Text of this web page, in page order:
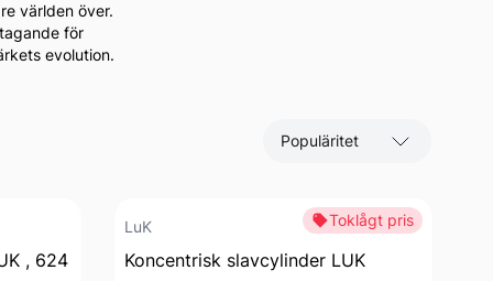
världen över.
för
evolution.
Sortera efter
, 624
Toklågt pris
LuK
Koncentrisk slavcylinder LUK